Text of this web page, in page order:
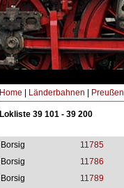
Home Länderbahnen Preußen
Lokliste 39 101 - 39 200
Borsig 11785
Borsig
11786
Borsig
11789